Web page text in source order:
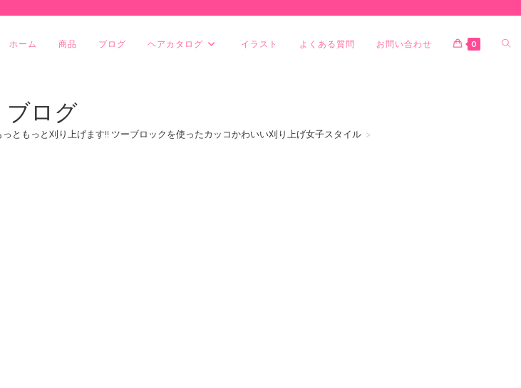
ホーム 商品 ブログ ヘアカタログ イラスト よくある質問 お問い合わせ 0
ブログ
っともっと刈り上げます!! ツーブロックを使ったカッコかわいい刈り上げ女子スタイル >